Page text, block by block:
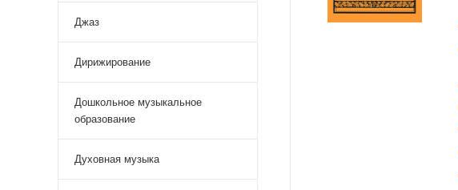
Джаз
Дирижирование
Дошкольное музыкальное
образование
Духовная музыка